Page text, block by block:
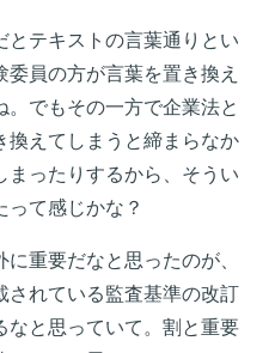
とテキストの言葉通りとい
員の方が言葉を置き換え
でもその一方で企業法と
換えてしまうと締まらなか
まったりするから、そうい
って感じかな？
重要だなと思ったのが、
されている監査基準の改訂
なと思っていて。割と重要